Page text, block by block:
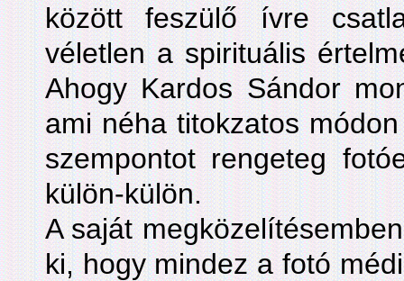
között feszülő ívre
véletlen a spirituális
Ahogy Kardos Sándor
ami néha titokzatos
szempontot rengeteg
külön-külön.
A saját
ki, hogy mindez a fotó